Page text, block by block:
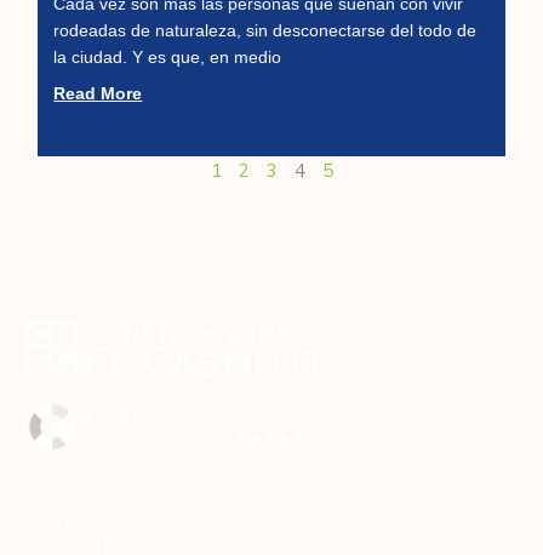
rodeadas de naturaleza, sin desconectarse del todo de
la ciudad. Y es que, en medio
Read More
1 2 3 4 5